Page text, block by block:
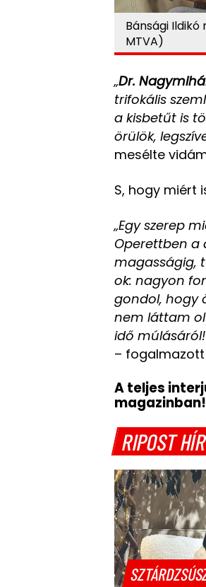
Bánsági
MTVA)
„Dr.
trifokális
a kisbetűt is
örülök,
mesélte
S, hogy miért
„Egy szerep
Operettben a
magasságig,
ok: nagyon
gondol, hogy
nem láttam
idő
– fogalmazott
A teljes
RIPOST